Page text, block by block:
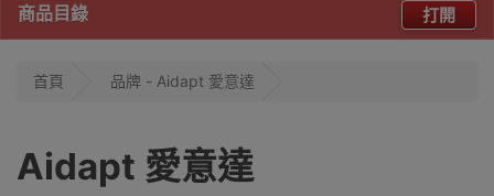
商品目錄 打開
首頁 品牌 - Aidapt 愛意達
Aidapt 愛意達